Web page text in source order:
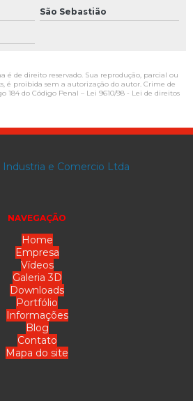
São Sebastião
é de direito reservado. Sua reprodução, parcial ou
é proibida sem a autorização do autor. Crime de
184 do Código Penal – Lei 9610/98 - Lei de direitos
NAVEGAÇÃO
Home
Empresa
Vídeos
Galeria 3D
Downloads
Portfólio
Informações
Blog
Contato
Mapa do site